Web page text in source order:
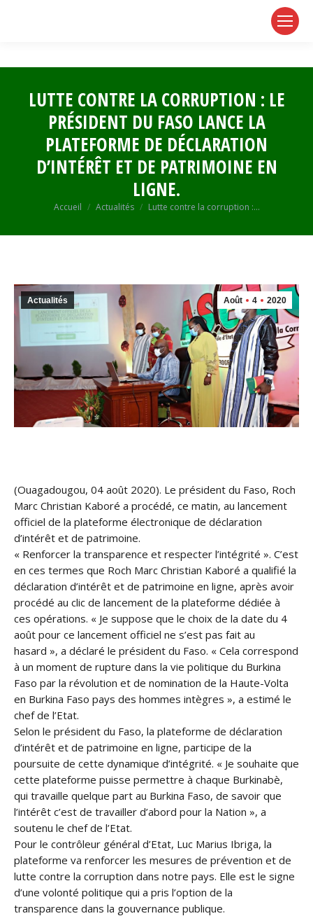
LUTTE CONTRE LA CORRUPTION : LE
PRÉSIDENT DU FASO LANCE LA
PLATEFORME DE DÉCLARATION
D’INTÉRÊT ET DE PATRIMOINE EN
LIGNE.
Vous êtes ici :
Accueil Actualités Lutte contre la corruption :…
Août 4 2020
Actualités
(Ouagadougou, 04 août 2020). Le président du Faso, Roch
Marc Christian Kaboré a procédé, ce matin, au lancement
officiel de la plateforme électronique de déclaration
d’intérêt et de patrimoine.
« Renforcer la transparence et respecter l’intégrité ». C’est
en ces termes que Roch Marc Christian Kaboré a qualifié la
déclaration d’intérêt et de patrimoine en ligne, après avoir
procédé au clic de lancement de la plateforme dédiée à
ces opérations. « Je suppose que le choix de la date du 4
août pour ce lancement officiel ne s’est pas fait au
hasard », a déclaré le président du Faso. « Cela correspond
à un moment de rupture dans la vie politique du Burkina
Faso par la révolution et de nomination de la Haute-Volta
en Burkina Faso pays des hommes intègres », a estimé le
chef de l’Etat.
Selon le président du Faso, la plateforme de déclaration
d’intérêt et de patrimoine en ligne, participe de la
poursuite de cette dynamique d’intégrité. « Je souhaite que
cette plateforme puisse permettre à chaque Burkinabè,
qui travaille quelque part au Burkina Faso, de savoir que
l’intérêt c’est de travailler d’abord pour la Nation », a
soutenu le chef de l’Etat.
Pour le contrôleur général d’Etat, Luc Marius Ibriga, la
plateforme va renforcer les mesures de prévention et de
lutte contre la corruption dans notre pays. Elle est le signe
d’une volonté politique qui a pris l’option de la
transparence dans la gouvernance publique.